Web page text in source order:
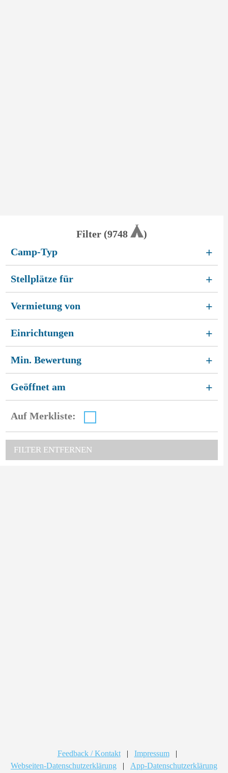
Filter (9748
)
Camp-Typ
+
Stellplätze für +
Vermietung von +
Einrichtungen +
Min. Bewertung +
Geöffnet am +
Auf Merkliste:
FILTER ENTFERNEN
Feedback / Kontakt | Impressum
|
Webseiten-Datenschutzerklärung
| App-Datenschutzerklärung